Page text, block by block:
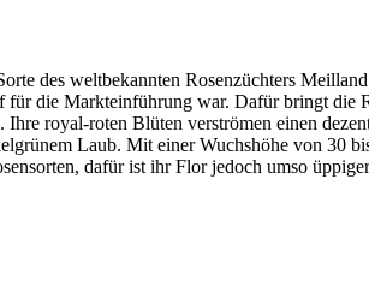
des weltbekannten Rosenzüchters
für die Markteinführung war. Dafür bringt
royal-roten Blüten verströmen einen
Laub. Mit einer Wuchshöhe von 30
dafür ist ihr Flor jedoch umso